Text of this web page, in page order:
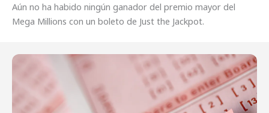
Aún no ha habido ningún ganador del premio mayor del
Mega Millions con un boleto de Just the Jackpot.